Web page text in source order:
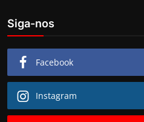
Siga-nos
Facebook
Instagram